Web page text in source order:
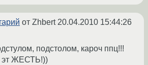
от Zhbert 20.04.2010 15:44:26
подстолом, кароч ппц!!!
эт ЖЕСТЬ!))